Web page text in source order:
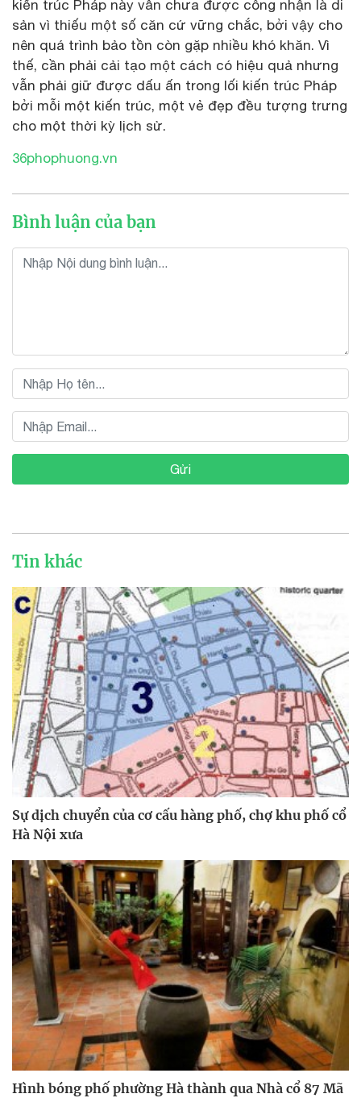
kiến trúc Pháp này vẫn chưa được công nhận là di
sản vì thiếu một số căn cứ vững chắc, bởi vậy cho
nên quá trình bảo tồn còn gặp nhiều khó khăn. Vì
thế, cần phải cải tạo một cách có hiệu quả nhưng
vẫn phải giữ được dấu ấn trong lối kiến trúc Pháp
bởi mỗi một kiến trúc, một vẻ đẹp đều tượng trưng
cho một thời kỳ lịch sử.
36phophuong.vn
Bình luận của bạn
Gửi
Tin khác
Sự dịch chuyển của cơ cấu hàng phố, chợ khu phố cổ
Hà Nội xưa
Hình bóng phố phường Hà thành qua Nhà cổ 87 Mã